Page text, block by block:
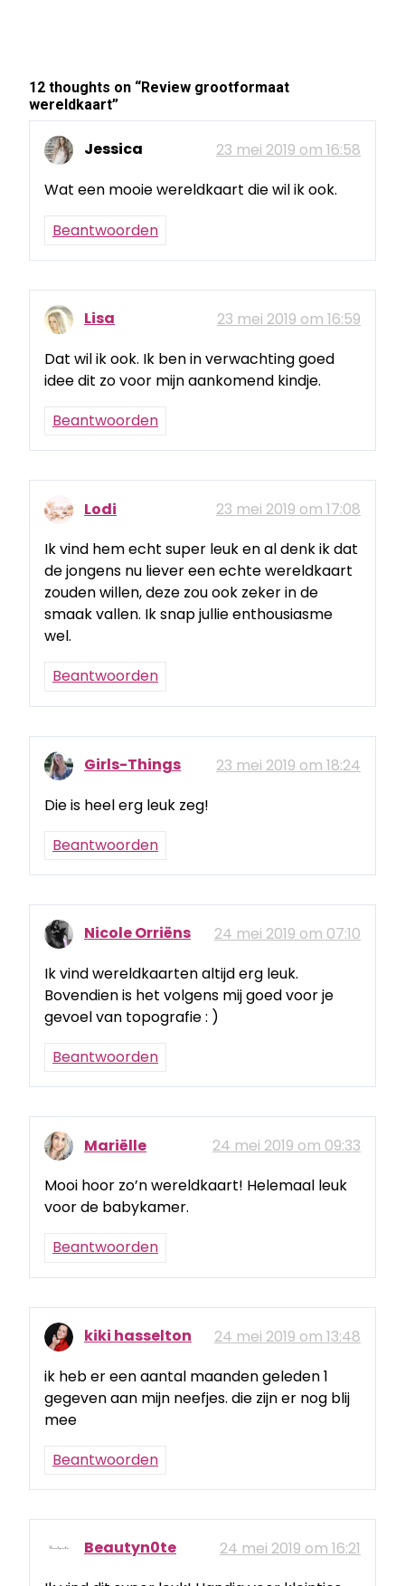
12 thoughts on “Review grootformaat
wereldkaart”
Jessica
23 mei 2019 om 16:58
Wat een mooie wereldkaart die wil ik ook.
Beantwoorden
Lisa
23 mei 2019 om 16:59
Dat wil ik ook. Ik ben in verwachting goed
idee dit zo voor mijn aankomend kindje.
Beantwoorden
Lodi
23 mei 2019 om 17:08
Ik vind hem echt super leuk en al denk ik dat
de jongens nu liever een echte wereldkaart
zouden willen, deze zou ook zeker in de
smaak vallen. Ik snap jullie enthousiasme
wel.
Beantwoorden
Girls-Things
23 mei 2019 om 18:24
Die is heel erg leuk zeg!
Beantwoorden
Nicole Orriëns
24 mei 2019 om 07:10
Ik vind wereldkaarten altijd erg leuk.
Bovendien is het volgens mij goed voor je
gevoel van topografie : )
Beantwoorden
Mariëlle
24 mei 2019 om 09:33
Mooi hoor zo’n wereldkaart! Helemaal leuk
voor de babykamer.
Beantwoorden
kiki hasselton
24 mei 2019 om 13:48
ik heb er een aantal maanden geleden 1
gegeven aan mijn neefjes. die zijn er nog blij
mee
Beantwoorden
Beautyn0te
24 mei 2019 om 16:21